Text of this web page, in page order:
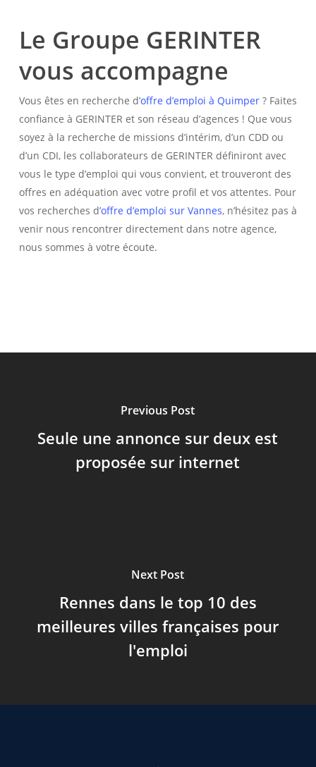
Le Groupe GERINTER
vous accompagne
Vous êtes en recherche d’offre d’emploi à Quimper? Faites
confiance à GERINTER et son réseau d’agences ! Que vous
soyez à la recherche de missions d’intérim, d’un CDD ou
d’un CDI, les collaborateurs de GERINTER définiront avec
vous le type d’emploi qui vous convient, et trouveront des
offres en adéquation avec votre profil et vos attentes. Pour
vos recherches d’offre d’emploi sur Vannes, n’hésitez pas à
venir nous rencontrer directement dans notre agence,
nous sommes à votre écoute.
Previous Post
Seule une annonce sur deux est
proposée sur internet
Next Post
Rennes dans le top 10 des
meilleures villes françaises pour
l'emploi